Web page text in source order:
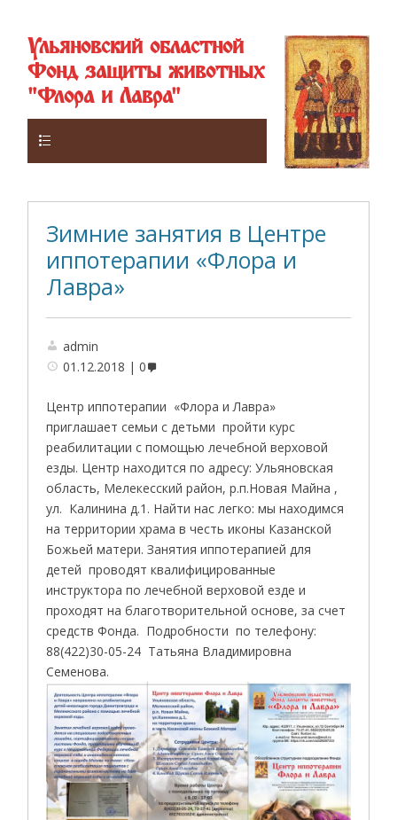
Ульяновский областной
Фонд защиты животных
"Флора и Лавра"
Зимние занятия в Центре
иппотерапии «Флора и
Лавра»
admin
01.12.2018
0
Центр иппотерапии «Флора и Лавра»
приглашает семьи с детьми пройти курс
реабилитации с помощью лечебной верховой
езды. Центр находится по адресу: Ульяновская
область, Мелекесский район, р.п.Новая Майна ,
ул. Калинина д.1. Найти нас легко: мы находимся
на территории храма в честь иконы Казанской
Божьей матери. Занятия иппотерапией для
детей проводят квалифицированные
инструктора по лечебной верховой езде и
проходят на благотворительной основе, за счет
средств Фонда. Подробности по телефону:
88(422)30-05-24 Татьяна Владимировна
Семенова.